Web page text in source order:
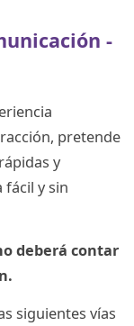
-
pretende
y
fácil y sin
deberá contar
siguientes vías